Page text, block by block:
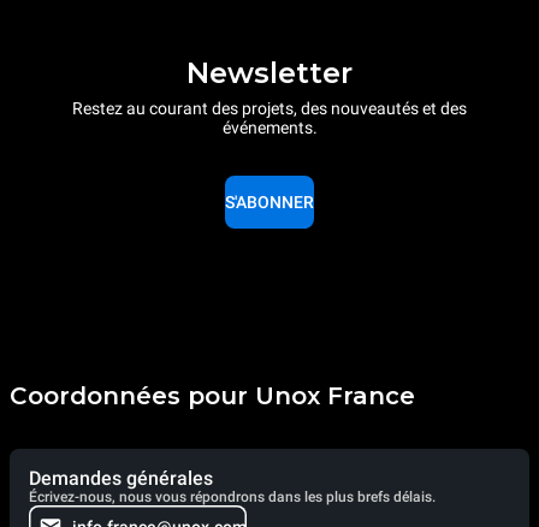
Newsletter
Restez au courant des projets, des nouveautés et des
événements.
S'ABONNER
Coordonnées pour Unox France
Demandes générales
Écrivez-nous, nous vous répondrons dans les plus brefs délais.